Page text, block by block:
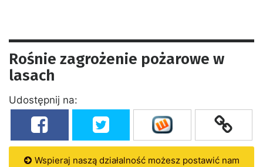
Rośnie zagrożenie pożarowe w
lasach
Udostępnij na:
Wspieraj naszą działalność możesz postawić nam